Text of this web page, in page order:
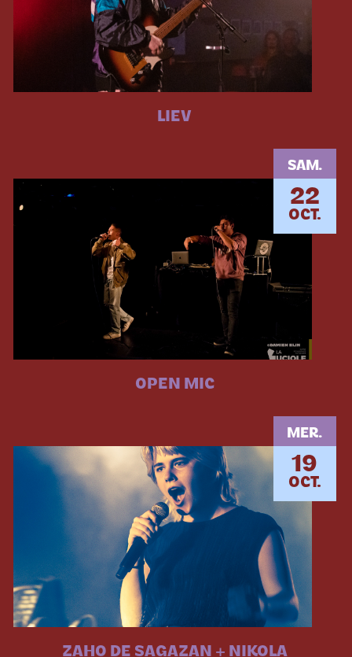
LIEV
SAM.
22
OCT.
OPEN MIC
MER.
19
OCT.
ZAHO DE SAGAZAN + NIKOLA